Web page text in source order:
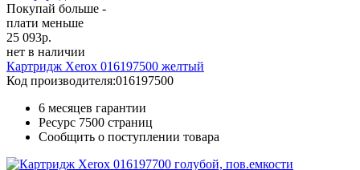
Покупай больше -
плати меньше
25 093р.
нет в наличии
Картридж Xerox 016197500 желтый
Код производителя:016197500
6 месяцев гарантии
Ресурс 7500 страниц
Сообщить о поступлении товара